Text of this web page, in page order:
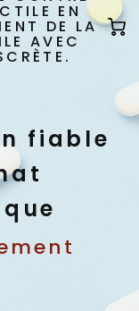
EN
DE LA
AVEC
fiable